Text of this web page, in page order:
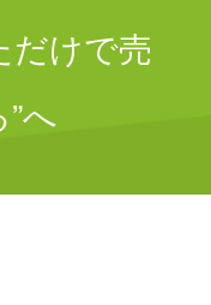
だけで売
へ